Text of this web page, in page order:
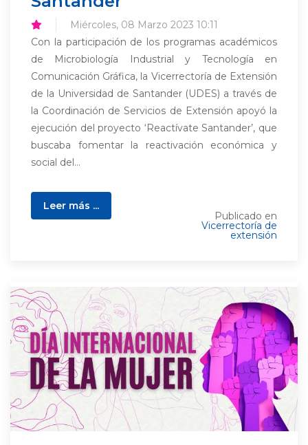
Miércoles, 08 Marzo 2023 10:11
Con la participación de los programas académicos
de Microbiología Industrial y Tecnología en
Comunicación Gráfica, la Vicerrectoría de Extensión
de la Universidad de Santander (UDES) a través de
la Coordinación de Servicios de Extensión apoyó la
ejecución del proyecto ‘Reactívate Santander’, que
buscaba fomentar la reactivación económica y
social del...
Leer más ...
Publicado en
Vicerrectoría de
extensión